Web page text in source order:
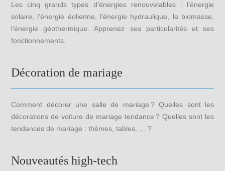
Les cinq grands types d’énergies renouvelables : l’énergie
solaire, l’énergie éolienne, l’énergie hydraulique, la biomasse,
l’énergie géothermique. Apprenez ses particularités et ses
fonctionnements.
Décoration de mariage
Comment décorer une salle de mariage ? Quelles sont les
décorations de voiture de mariage tendance ? Quelles sont les
tendances de mariage : thèmes, tables, … ?
Nouveautés high-tech